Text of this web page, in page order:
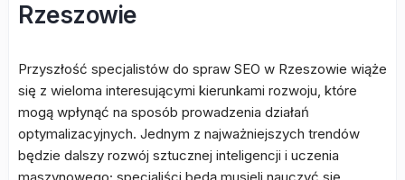
Rzeszowie
Przyszłość specjalistów do spraw SEO w Rzeszowie wiąże
się z wieloma interesującymi kierunkami rozwoju, które
mogą wpłynąć na sposób prowadzenia działań
optymalizacyjnych. Jednym z najważniejszych trendów
będzie dalszy rozwój sztucznej inteligencji i uczenia